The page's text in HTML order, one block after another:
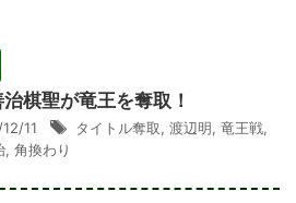
棋聖が竜王を奪取！
11 タイトル奪取, 渡辺明, 竜王戦,
, 角換わり